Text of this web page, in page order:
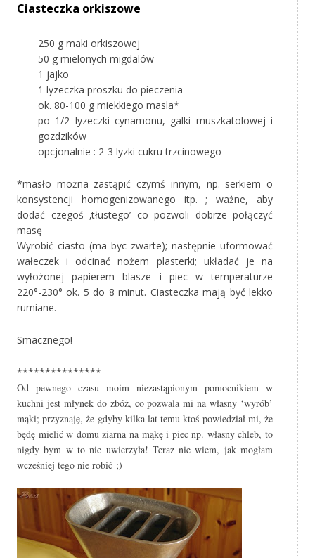
Ciasteczka orkiszowe
250 g maki orkiszowej
50 g mielonych migdalów
1 jajko
1 lyzeczka proszku do pieczenia
ok. 80-100 g miekkiego masla*
po 1/2 lyzeczki cynamonu, galki muszkatolowej i
gozdzików
opcjonalnie : 2-3 lyzki cukru trzcinowego
*masło można zastąpić czymś innym, np. serkiem o
konsystencji homogenizowanego itp. ; ważne, aby
dodać czegoś ‚tłustego’ co pozwoli dobrze połączyć
masę
Wyrobić ciasto (ma byc zwarte); następnie uformować
wałeczek i odcinać nożem plasterki; układać je na
wyłożonej papierem blasze i piec w temperaturze
220°-230° ok. 5 do 8 minut. Ciasteczka mają być lekko
rumiane.
Smacznego!
***************
Od pewnego czasu moim niezastąpionym pomocnikiem w
kuchni jest młynek do zbóż, co pozwala mi na własny ‘wyrób’
mąki; przyznaję, że gdyby kilka lat temu ktoś powiedział mi, że
będę mielić w domu ziarna na mąkę i piec np. własny chleb, to
nigdy bym w to nie uwierzyła! Teraz nie wiem, jak mogłam
wcześniej tego nie robić ;)